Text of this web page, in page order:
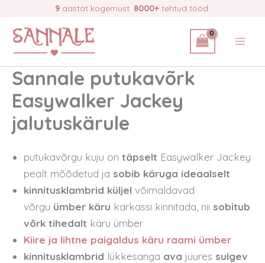
content
9 aastat kogemust. 8000+ tehtud tööd.
Sannale putukavõrk
Easywalker Jackey
jalutuskärule
putukavõrgu kuju on täpselt Easywalker Jackey
pealt mõõdetud ja sobib käruga ideaalselt
kinnitusklambrid küljel võimaldavad
võrgu ümber käru karkassi kinnitada, nii sobitub
võrk tihedalt käru ümber
Kiire ja lihtne paigaldus käru raami ümber
kinnitusklambrid lükkesanga ava juures sulgev